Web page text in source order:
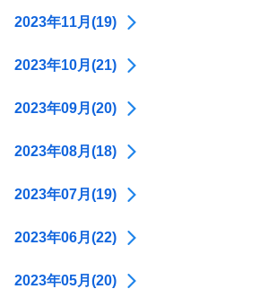
2023年11月(19)
2023年10月(21)
2023年09月(20)
2023年08月(18)
2023年07月(19)
2023年06月(22)
2023年05月(20)